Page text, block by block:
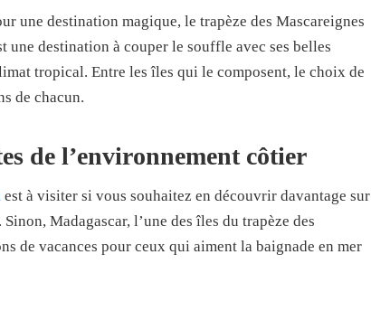
une destination magique, le trapèze des Mascareignes
une destination à couper le souffle avec ses belles
tropical. Entre les îles qui le composent, le choix de
de chacun.
de l’environnement côtier
est à visiter si vous souhaitez en découvrir davantage sur
Madagascar, l’une des îles du trapèze des
de vacances pour ceux qui aiment la baignade en mer